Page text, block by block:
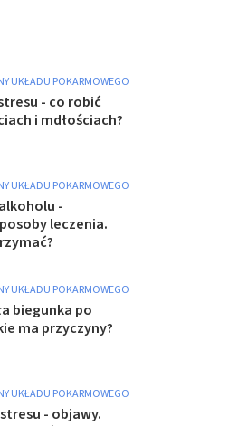
UKŁADU POKARMOWEGO
- co robić
i mdłościach?
UKŁADU POKARMOWEGO
-
leczenia.
UKŁADU POKARMOWEGO
biegunka po
ma przyczyny?
UKŁADU POKARMOWEGO
- objawy.